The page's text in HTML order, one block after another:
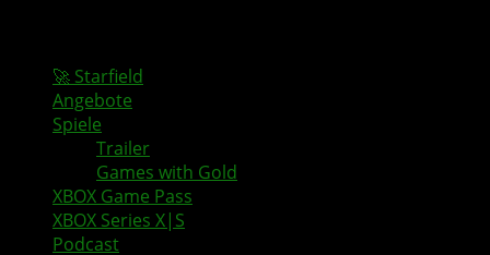
🚀 Starfield
Angebote
Spiele
Trailer
Games with Gold
XBOX Game Pass
XBOX Series X|S
Podcast